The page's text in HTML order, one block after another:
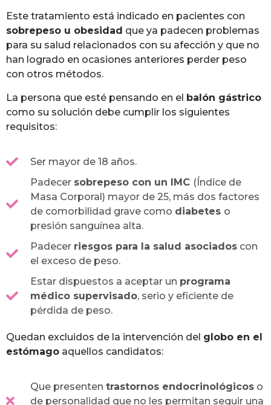
Este tratamiento está indicado en pacientes con
sobrepeso u obesidad que ya padecen problemas
para su salud relacionados con su afección y que no
han logrado en ocasiones anteriores perder peso
con otros métodos.
La persona que esté pensando en el balón gástrico
como su solución debe cumplir los siguientes
requisitos:
Ser mayor de 18 años.
Padecer sobrepeso con un IMC (Índice de
Masa Corporal) mayor de 25, más dos factores
de comorbilidad grave como diabetes o
presión sanguínea alta.
Padecer riesgos para la salud asociados con
el exceso de peso.
Estar dispuestos a aceptar un programa
médico supervisado, serio y eficiente de
pérdida de peso.
Quedan excluidos de la intervención del globo en el
estómago aquellos candidatos:
Que presenten trastornos endocrinológicos o
de personalidad que no les permitan seguir una